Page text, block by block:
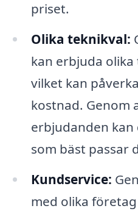
priset.
Olika teknikval:
kan erbjuda
vilket kan
kostnad. Genom
erbjudanden
som bäst passar
Kundservice:
med olika